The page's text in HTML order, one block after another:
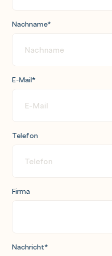
Nachname*
E-Mail*
Telefon
Firma
Nachricht*